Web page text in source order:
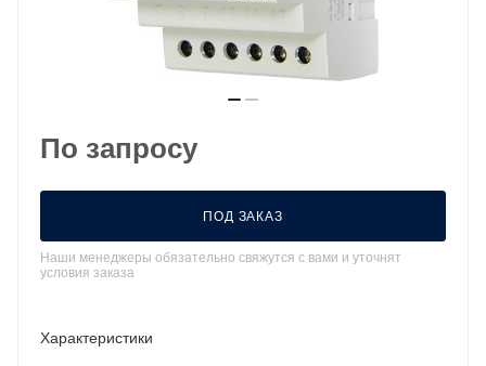
По запросу
ПОД ЗАКАЗ
Наши менеджеры обязательно свяжутся с вами и уточнят
условия заказа
Характеристики